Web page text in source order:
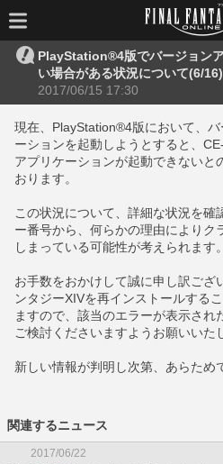
PlayStation®4版でバージョン
い場合がある状況について(6/16)
2017/06/15 17:30
現在、PlayStation®4版において、
ーションを起動しようとすると、
アプリケーションが起動できないと
おります。
この状況について、詳細な状況を確
ー番号から、何らかの理由によりク
しまっている可能性が考えられます。
お手数をおかけして誠に申し訳ござ
ンタジーXIVを再インストールする
ますので、該当のエラーが表示され
ご検討くださいますようお願いいた
新しい情報が判明し次第、あらため
関連するニュース
2017/06/22